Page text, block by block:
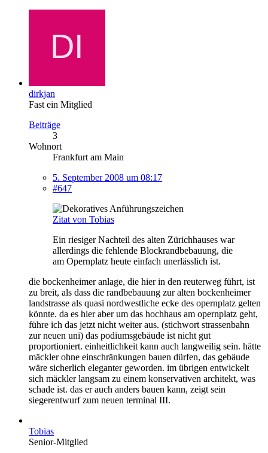
dirkjan
Fast ein Mitglied
Beiträge
3
Wohnort
Frankfurt am Main
5. September 2008 um 08:17
#647
Zitat von Tobias
Ein riesiger Nachteil des alten Zürichhauses war
allerdings die fehlende Blockrandbebauung, die
am Opernplatz heute einfach unerlässlich ist.
die bockenheimer anlage, die hier in den reuterweg führt, ist
zu breit, als dass die randbebauung zur alten bockenheimer
landstrasse als quasi nordwestliche ecke des opernplatz gelten
könnte. da es hier aber um das hochhaus am opernplatz geht,
führe ich das jetzt nicht weiter aus. (stichwort strassenbahn
zur neuen uni) das podiumsgebäude ist nicht gut
proportioniert. einheitlichkeit kann auch langweilig sein. hätte
mäckler ohne einschränkungen bauen dürfen, das gebäude
wäre sicherlich eleganter geworden. im übrigen entwickelt
sich mäckler langsam zu einem konservativen architekt, was
schade ist. das er auch anders bauen kann, zeigt sein
siegerentwurf zum neuen terminal III.
Tobias
Senior-Mitglied